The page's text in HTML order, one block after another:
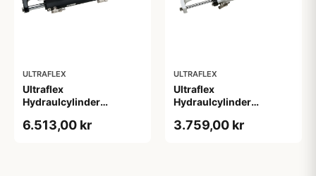
ULTRAFLEX
Ultraflex
Hydraulcylinder
6.513,00 kr
ULTRAFLEX
Ultraflex
Hydraulcylinder
3.759,00 kr